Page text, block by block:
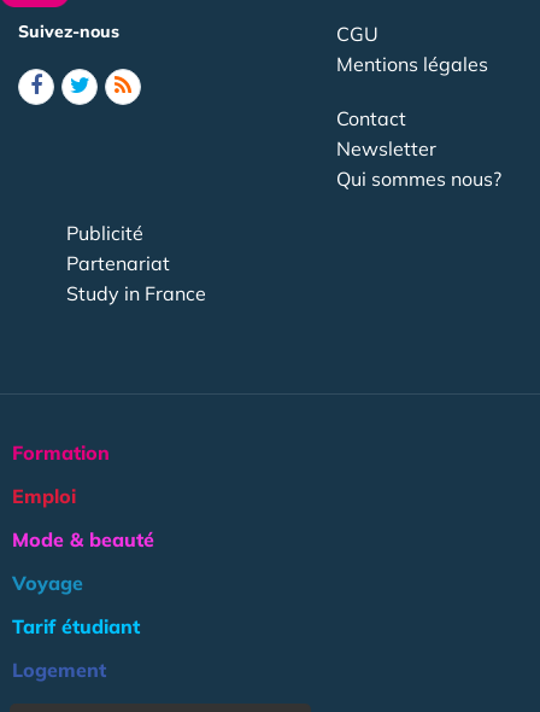
Suivez-nous
CGU
Mentions légales
Contact
Newsletter
Qui sommes nous?
Publicité
Partenariat
Study in France
Formation
Emploi
Mode & beauté
Voyage
Tarif étudiant
Logement